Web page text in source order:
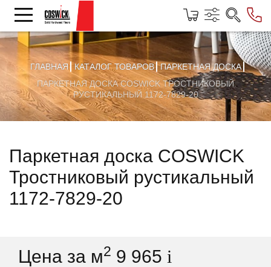
ГЛАВНАЯ КАТАЛОГ ТОВАРОВ
ПАРКЕТНАЯ ДОСКА
ПАРКЕТНАЯ ДОСКА COSWICK ТРОСТНИКОВЫЙ
РУСТИКАЛЬНЫЙ 1172-7829-20
Паркетная доска COSWICK
Тростниковый рустикальный
1172-7829-20
Цена за м2 9 965 i